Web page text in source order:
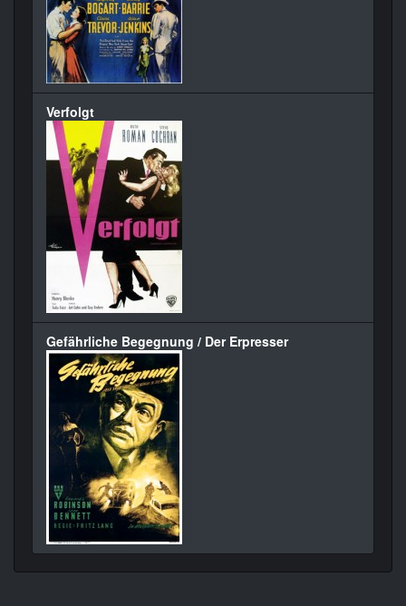
Verfolgt
Gefährliche Begegnung / Der Erpresser